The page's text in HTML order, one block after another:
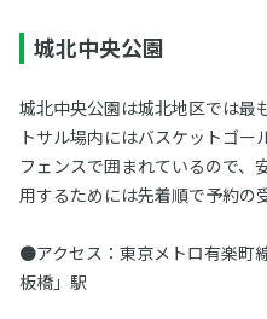
城北中央公園
城北中央公園は城北地区では最
トサル場内にはバスケットゴ
フェンスで囲まれているので、
用するためには先着順で予約の
●アクセス：東京メトロ有楽
板橋」駅